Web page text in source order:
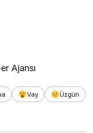
Ajansı
Vay
Üzgün